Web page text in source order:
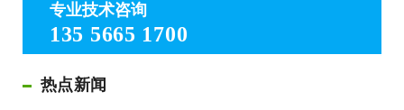
专业技术咨询
135 5665 1700
热点新闻